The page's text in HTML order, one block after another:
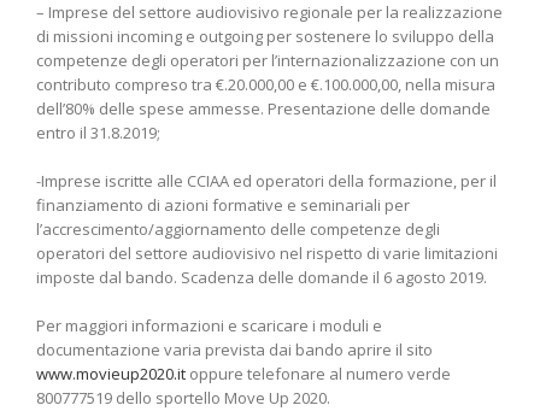
– Imprese del settore audiovisivo regionale per la realizzazione
di missioni incoming e outgoing per sostenere lo sviluppo della
competenze degli operatori per l’internazionalizzazione con un
contributo compreso tra €.20.000,00 e €.100.000,00, nella misura
dell’80% delle spese ammesse. Presentazione delle domande
entro il 31.8.2019;
-Imprese iscritte alle CCIAA ed operatori della formazione, per il
finanziamento di azioni formative e seminariali per
l’accrescimento/aggiornamento delle competenze degli
operatori del settore audiovisivo nel rispetto di varie limitazioni
imposte dal bando. Scadenza delle domande il 6 agosto 2019.
Per maggiori informazioni e scaricare i moduli e
documentazione varia prevista dai bando aprire il sito
www.movieup2020.it oppure telefonare al numero verde
800777519 dello sportello Move Up 2020.